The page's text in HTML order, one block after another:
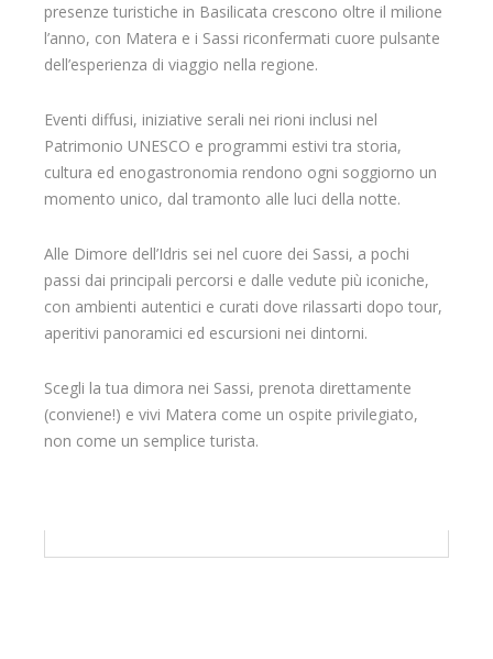
presenze turistiche in Basilicata crescono oltre il milione
l’anno, con Matera e i Sassi riconfermati cuore pulsante
dell’esperienza di viaggio nella regione.
Eventi diffusi, iniziative serali nei rioni inclusi nel
Patrimonio UNESCO e programmi estivi tra storia,
cultura ed enogastronomia rendono ogni soggiorno un
momento unico, dal tramonto alle luci della notte.
Alle Dimore dell’Idris sei nel cuore dei Sassi, a pochi
passi dai principali percorsi e dalle vedute più iconiche,
con ambienti autentici e curati dove rilassarti dopo tour,
aperitivi panoramici ed escursioni nei dintorni.
Scegli la tua dimora nei Sassi, prenota direttamente
(conviene!) e vivi Matera come un ospite privilegiato,
non come un semplice turista.